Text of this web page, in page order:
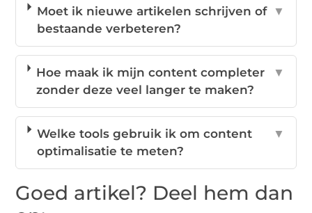
Moet ik nieuwe artikelen schrijven of
bestaande verbeteren?
▼
Hoe maak ik mijn content completer
zonder deze veel langer te maken?
▼
Welke tools gebruik ik om content
optimalisatie te meten?
▼
Goed artikel? Deel hem dan